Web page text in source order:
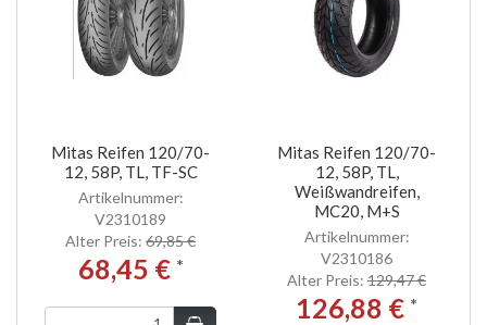
Mitas Reifen 120/70-
12, 58P, TL, TF-SC
Artikelnummer:
V2310189
Alter Preis: 69,85 €
68,45 € *
Mitas Reifen 120/70-
12, 58P, TL,
Weißwandreifen,
MC20, M+S
Artikelnummer:
V2310186
Alter Preis: 129,47 €
126,88 € *